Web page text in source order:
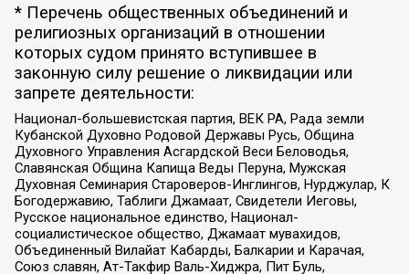
* Перечень общественных объединений и
религиозных организаций в отношении
которых судом принято вступившее в
законную силу решение о ликвидации или
запрете деятельности:
Национал-большевистская партия, ВЕК РА, Рада земли
Кубанской Духовно Родовой Державы Русь, Община
Духовного Управления Асгардской Веси Беловодья,
Славянская Община Капища Веды Перуна, Мужская
Духовная Семинария Староверов-Инглингов, Нурджулар, К
Богодержавию, Таблиги Джамаат, Свидетели Иеговы,
Русское национальное единство, Национал-
социалистическое общество, Джамаат мувахидов,
Объединенный Вилайат Кабарды, Балкарии и Карачая,
Союз славян, Ат-Такфир Валь-Хиджра, Пит Буль,